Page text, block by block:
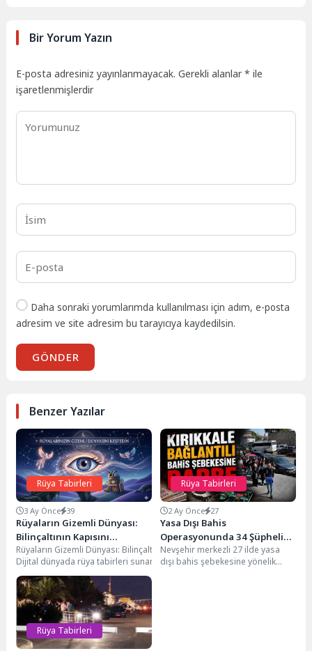
Bir Yorum Yazın
E-posta adresiniz yayınlanmayacak. Gerekli alanlar* ile
işaretlenmişlerdir
Daha sonraki yorumlarımda kullanılması için adım, e-posta
adresim ve site adresim bu tarayıcıya kaydedilsin.
GÖNDER
Benzer Yazılar
Rüya Tabirleri
3 Ay Önce 39
Rüyaların Gizemli Dünyası:
Bilinçaltının Kapısını
Aralamak
Rüyaların Gizemli Dünyası: Bilinçaltının Kapısını Aralamakİnsanlık
Dijital dünyada rüya tabirleri sunan pek çok site bulunsa da, nitelikli ve
Rüya Tabirleri
2 Ay Önce 27
Yasa Dışı Bahis
Operasyonunda 34 Şüpheli
Adliyeye Sevk Edildi
Nevşehir merkezli 27 ilde yasa
dışı bahis şebekesine yönelik
Rüya Tabirleri